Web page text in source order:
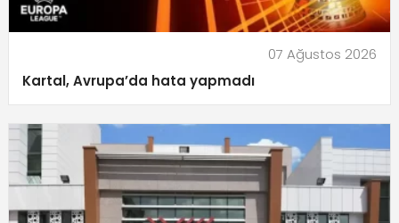
07 Ağustos 2026
Kartal, Avrupa’da hata yapmadı